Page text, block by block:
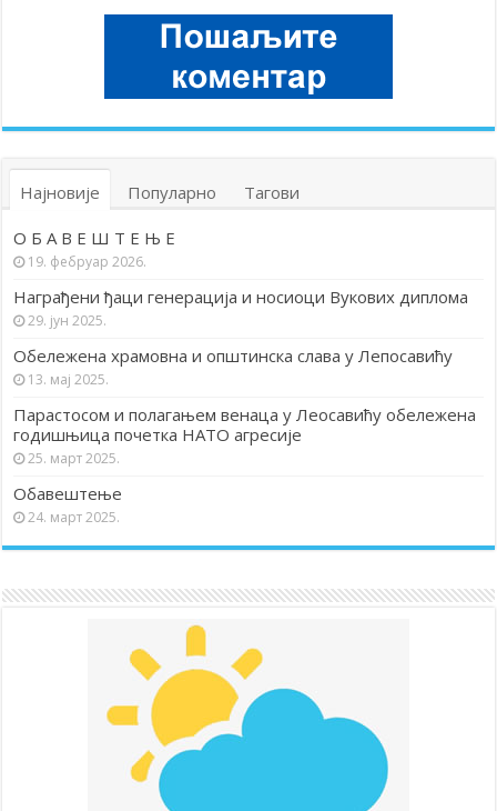
Најновије Популарно Тагови
О Б А В Е Ш Т Е Њ Е
19. фебруар 2026.
Награђени ђаци генерација и носиоци Вукових диплома
29. јун 2025.
Обележена храмовна и општинска слава у Лепосавићу
13. мај 2025.
Парастосом и полагањем венаца у Леосавићу обележена
годишњица почетка НАТО агресије
25. март 2025.
Обавештење
24. март 2025.